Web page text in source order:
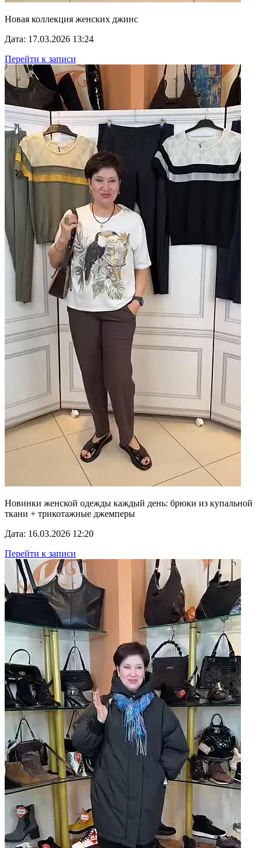
Новая коллекция женских джинс
Дата: 17.03.2026 13:24
Перейти к записи
Новинки женской одежды каждый день: брюки из купальной
ткани + трикотажные джемперы
Дата: 16.03.2026 12:20
Перейти к записи